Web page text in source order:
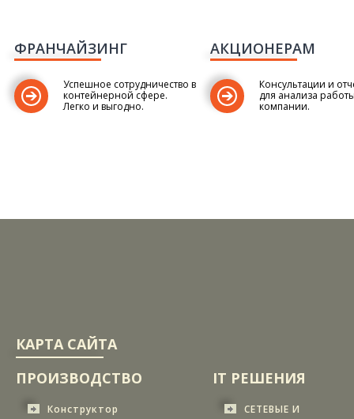
ФРАНЧАЙЗИНГ
Успешное сотрудничество в
контейнерной сфере.
Легко и выгодно.
АКЦИОНЕРАМ
Консультации и
для анализа
компании.
КАРТА САЙТА
ПРОИЗВОДСТВО
Конструктор
IT РЕШЕНИЯ
СЕТЕВЫЕ И